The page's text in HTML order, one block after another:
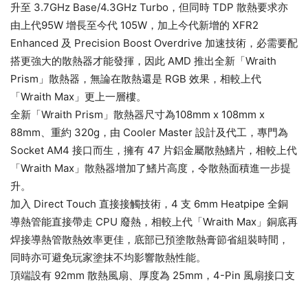
升至 3.7GHz Base/4.3GHz Turbo，但同時 TDP 散熱要求亦
由上代95W 增長至今代 105W，加上今代新增的 XFR2
Enhanced 及 Precision Boost Overdrive 加速技術，必需要配
搭更強大的散熱器才能發揮，因此 AMD 推出全新「Wraith
Prism」散熱器，無論在散熱還是 RGB 效果，相較上代
「Wraith Max」更上一層樓。
全新「Wraith Prism」散熱器尺寸為108mm x 108mm x
88mm、重約 320g，由 Cooler Master 設計及代工，專門為
Socket AM4 接口而生，擁有 47 片鋁金屬散熱鰭片，相較上代
「Wraith Max」散熱器增加了鰭片高度，令散熱面積進一步提
升。
加入 Direct Touch 直接接觸技術，4 支 6mm Heatpipe 全銅
導熱管能直接帶走 CPU 廢熱，相較上代「Wraith Max」銅底再
焊接導熱管散熱效率更佳，底部已預塗散熱膏節省組裝時間，
同時亦可避免玩家塗抹不均影響散熱性能。
頂端設有 92mm 散熱風扇、厚度為 25mm，4-Pin 風扇接口支